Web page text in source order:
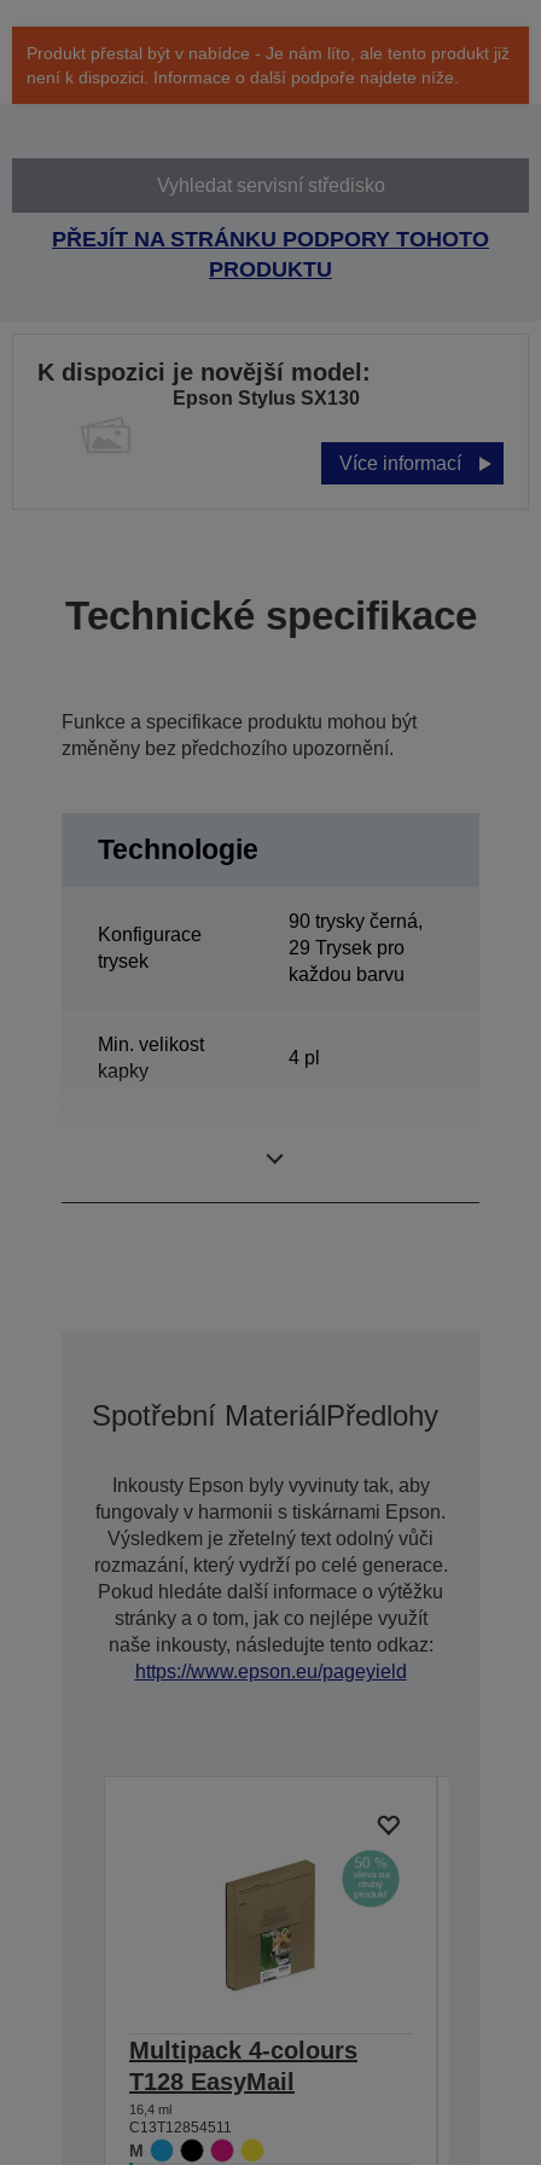
Produkt přestal být v nabídce - Je nám líto, ale tento produkt již
není k dispozici. Informace o další podpoře najdete níže.
Vyhledat servisní středisko
PŘEJÍT NA STRÁNKU PODPORY TOHOTO
PRODUKTU
K dispozici je novější model:
Epson Stylus SX130
Více informací
Technické specifikace
Funkce a specifikace produktu mohou být
změněny bez předchozího upozornění.
Technologie
Konfigurace
trysek
90 trysky černá,
29 Trysek pro
každou barvu
Min. velikost
kapky
4 pl
Spotřební MateriálPředlohy
Inkousty Epson byly vyvinuty tak, aby
fungovaly v harmonii s tiskárnami Epson.
Výsledkem je zřetelný text odolný vůči
rozmazání, který vydrží po celé generace.
Pokud hledáte další informace o výtěžku
stránky a o tom, jak co nejlépe využít
naše inkousty, následujte tento odkaz:
https://www.epson.eu/pageyield
Multipack 4-colours
T128 EasyMail
16,4 ml
C13T12854511
M